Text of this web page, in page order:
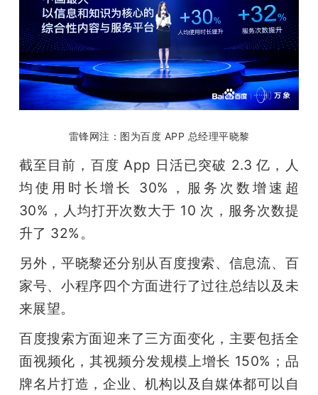
雷锋网注：图为百度 APP 总经理平晓黎
截至目前，百度 App 日活已突破 2.3 亿，人
均使用时长增长 30%，服务次数增速超
30%，人均打开次数大于 10 次，服务次数提
升了 32%。
另外，平晓黎还分别从百度搜索、信息流、百
家号、小程序四个方面进行了过往总结以及未
来展望。
百度搜索方面迎来了三方面变化，主要包括全
面视频化，其视频分发规模上增长 150%；品
牌名片打造，企业、机构以及自媒体都可以自